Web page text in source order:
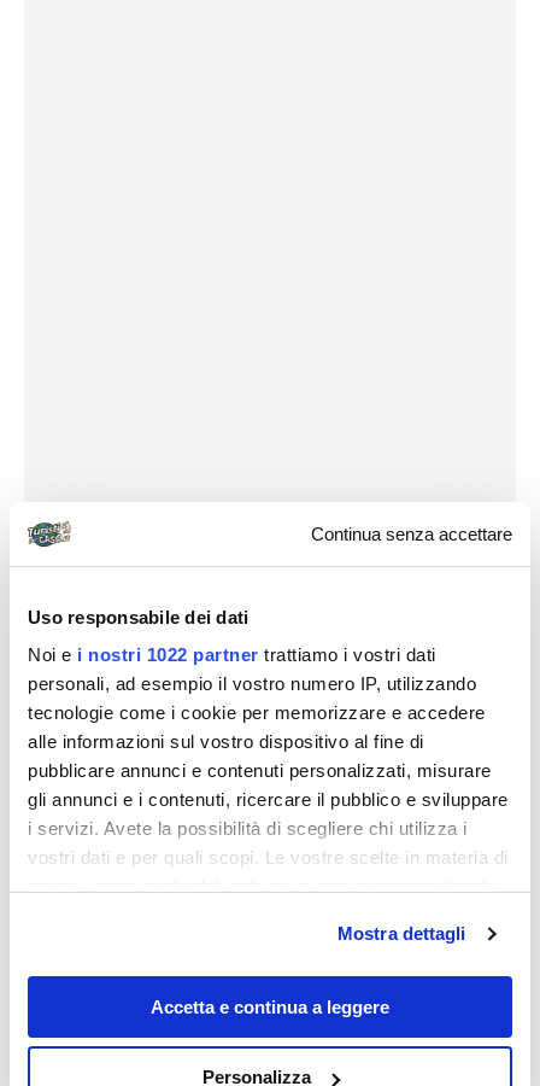
Continua senza accettare
Uso responsabile dei dati
Noi e i nostri 1022 partner trattiamo i vostri dati
personali, ad esempio il vostro numero IP, utilizzando
tecnologie come i cookie per memorizzare e accedere
alle informazioni sul vostro dispositivo al fine di
pubblicare annunci e contenuti personalizzati, misurare
gli annunci e i contenuti, ricercare il pubblico e sviluppare
i servizi. Avete la possibilità di scegliere chi utilizza i
vostri dati e per quali scopi. Le vostre scelte in materia di
modificare o revocare il proprio consenso in qualsiasi
momento dalla Dichiarazione sui cookie o facendo clic
sull'icona di attivazione della privacy.
Mostra dettagli
Accetta e continua a leggere
Personalizza
A Freeport abbiamo alloggiato al JAMES PLACE
INN.Bella locanda in stile vittoriano,bellissima
camera(in tutto sono sette)con Jacuzzi e proprietari
gentilissimi…Non scorderò mai le colazioni preparate
da loro a base di PANCAKES!!! La cittadina è
piccolina,carina e piena di Outlets…E vabbè faremo lo
sforzo di dedicarci ad un po’ di sano shopping! E’ ora
non una camera nel corpo principale ma un cottage
su due piani con cucina molto carino(SEA LAVENDER
La città e dintori sono molto suggestivi,classici paesini